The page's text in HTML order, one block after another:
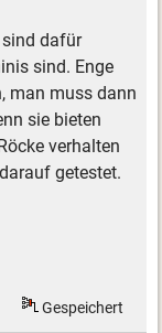
sind dafür
sind. Enge
man muss dann
sie bieten
verhalten
getestet.
Gespeichert